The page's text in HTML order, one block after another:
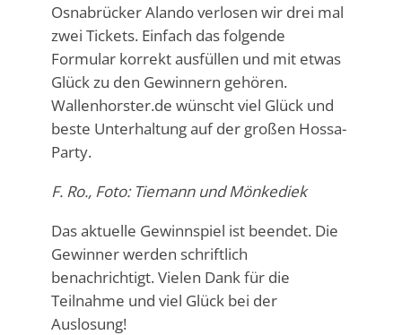
Osnabrücker Alando verlosen wir drei mal
zwei Tickets. Einfach das folgende
Formular korrekt ausfüllen und mit etwas
Glück zu den Gewinnern gehören.
Wallenhorster.de wünscht viel Glück und
beste Unterhaltung auf der großen Hossa-
Party.
F. Ro., Foto: Tiemann und Mönkediek
Das aktuelle Gewinnspiel ist beendet. Die
Gewinner werden schriftlich
benachrichtigt. Vielen Dank für die
Teilnahme und viel Glück bei der
Auslosung!